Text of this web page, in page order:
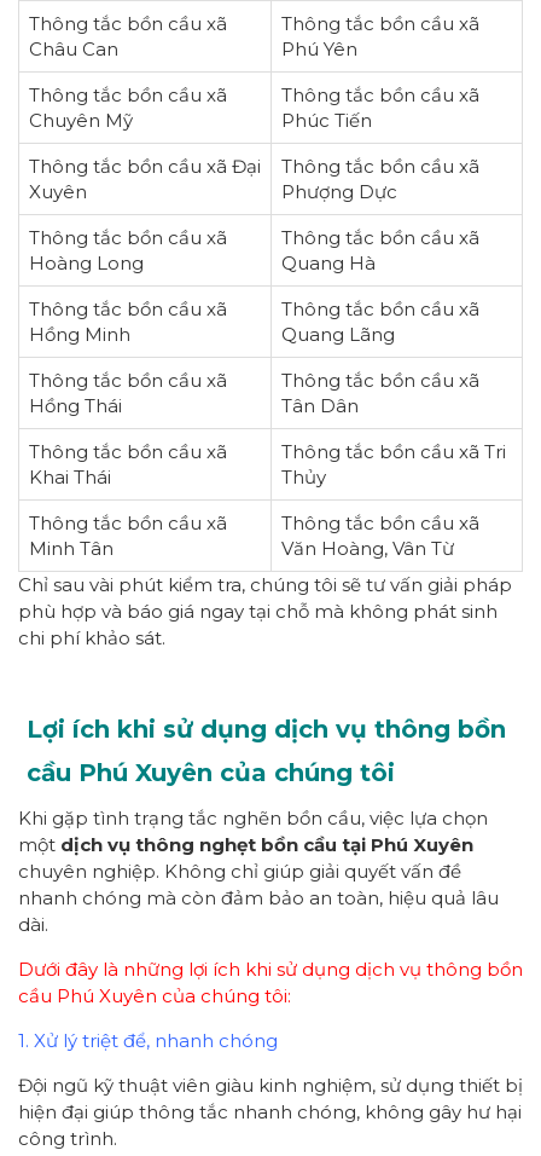
Thông tắc bồn cầu xã
Châu Can
Thông tắc bồn cầu xã
Phú Yên
Thông tắc bồn cầu xã
Chuyên Mỹ
Thông tắc bồn cầu xã
Phúc Tiến
Thông tắc bồn cầu xã Đại
Xuyên
Thông tắc bồn cầu xã
Phượng Dực
Thông tắc bồn cầu xã
Hoàng Long
Thông tắc bồn cầu xã
Quang Hà
Thông tắc bồn cầu xã
Hồng Minh
Thông tắc bồn cầu xã
Quang Lãng
Thông tắc bồn cầu xã
Hồng Thái
Thông tắc bồn cầu xã
Tân Dân
Thông tắc bồn cầu xã
Khai Thái
Thông tắc bồn cầu xã Tri
Thủy
Thông tắc bồn cầu xã
Minh Tân
Thông tắc bồn cầu xã
Văn Hoàng, Vân Từ
Chỉ sau vài phút kiểm tra, chúng tôi sẽ tư vấn giải pháp
phù hợp và báo giá ngay tại chỗ mà không phát sinh
chi phí khảo sát.
Lợi ích khi sử dụng dịch vụ thông bồn
cầu Phú Xuyên của chúng tôi
Khi gặp tình trạng tắc nghẽn bồn cầu, việc lựa chọn
một dịch vụ thông nghẹt bồn cầu tại Phú Xuyên
chuyên nghiệp. Không chỉ giúp giải quyết vấn đề
nhanh chóng mà còn đảm bảo an toàn, hiệu quả lâu
dài.
Dưới đây là những lợi ích khi sử dụng dịch vụ thông bồn
cầu Phú Xuyên của chúng tôi:
1. Xử lý triệt để, nhanh chóng
Đội ngũ kỹ thuật viên giàu kinh nghiệm, sử dụng thiết bị
hiện đại giúp thông tắc nhanh chóng, không gây hư hại
công trình.